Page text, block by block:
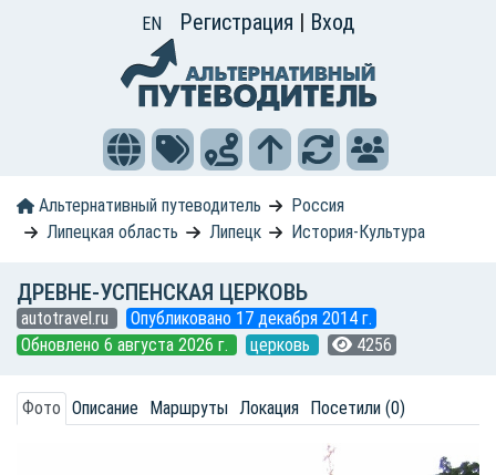
EN Регистрация | Вход
Альтернативный путеводитель
Россия
Липецкая область
Липецк История-Культура
ДРЕВНЕ-УСПЕНСКАЯ ЦЕРКОВЬ
autotravel.ru
Опубликовано 17 декабря 2014 г.
Обновлено 6 августа 2026 г.
церковь 4256
Фото Описание Маршруты Локация Посетили (0)